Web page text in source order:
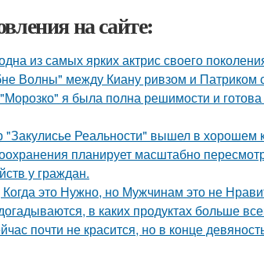
на сайте:
из самых ярких актрис своего
Волны" между Киану ривзом и Патриком
я была полна решимости и
Реальности" вышел в хорошем
планирует масштабно
у граждан.
это Нужно, но Мужчинам это не
в каких продуктах больше
почти не красится, но в конце